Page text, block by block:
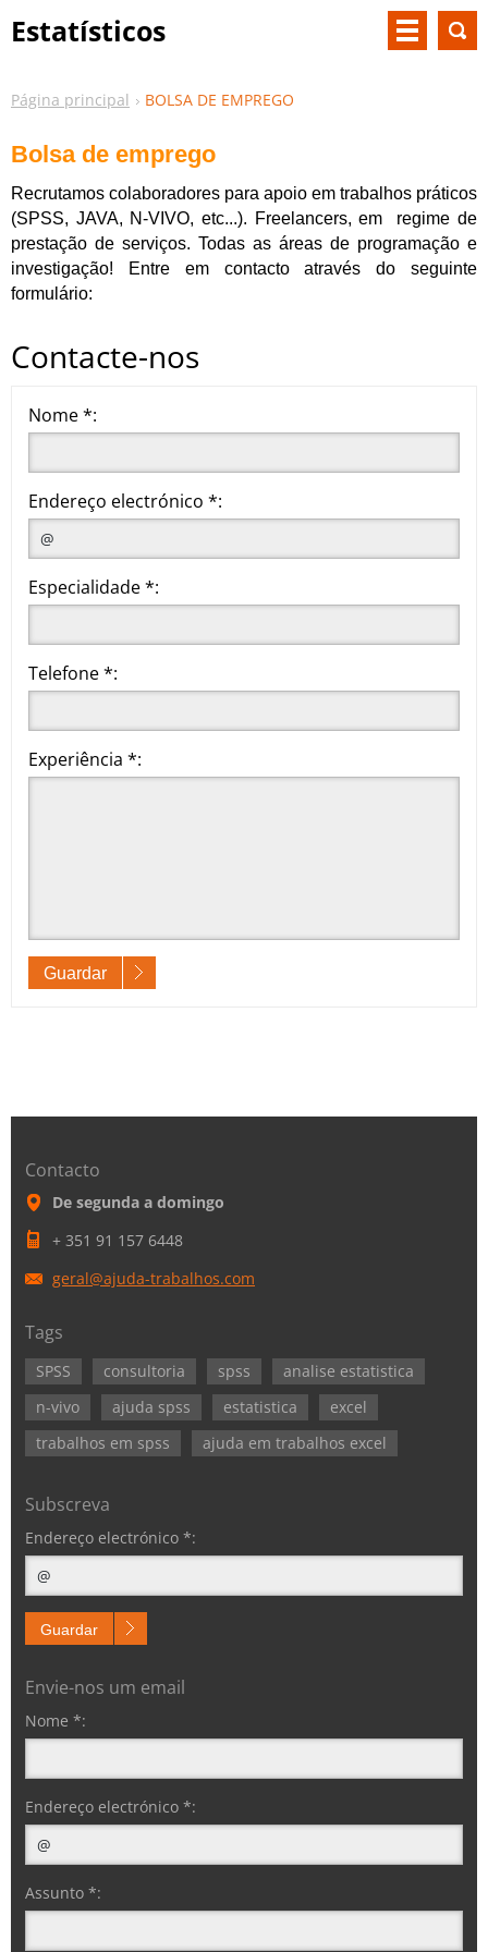
Estatísticos
Página principal BOLSA DE EMPREGO
Bolsa de emprego
Recrutamos colaboradores para apoio em trabalhos práticos
(SPSS, JAVA, N-VIVO, etc...). Freelancers, em regime de
prestação de serviços. Todas as áreas de programação e
investigação! Entre em contacto através do seguinte
formulário:
Contacte-nos
Nome *:
Endereço electrónico *:
Especialidade *:
Telefone *:
Experiência *:
Guardar
Contacto
De segunda a domingo
+ 351 91 157 6448
geral@ajuda-trabalhos.com
Tags
SPSS consultoria spss
analise estatistica
n-vivo
ajuda spss estatistica
excel
trabalhos em spss
ajuda em trabalhos excel
Subscreva
Endereço electrónico *:
Guardar
Envie-nos um email
Nome *:
Endereço electrónico *:
Assunto *: